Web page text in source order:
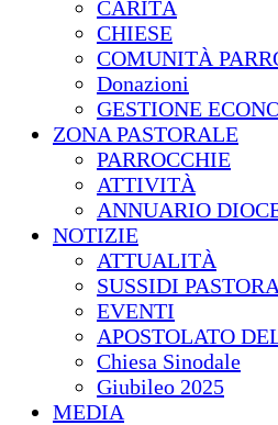
CARITÀ
CHIESE
COMUNITÀ
Donazioni
GESTIONE
ZONA PASTORALE
PARROCCHIE
ATTIVITÀ
ANNUARIO
NOTIZIE
ATTUALITÀ
SUSSIDI
EVENTI
APOSTOLATO
Chiesa Sinodale
Giubileo 2025
MEDIA